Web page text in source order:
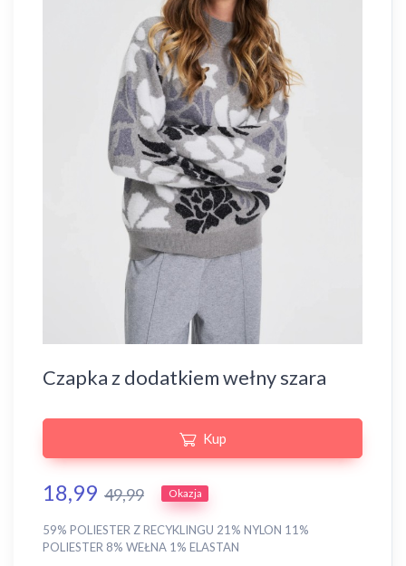
Czapka z dodatkiem wełny szara
Kup
18,99 49,99 Okazja
59% POLIESTER Z RECYKLINGU 21% NYLON 11%
POLIESTER 8% WEŁNA 1% ELASTAN